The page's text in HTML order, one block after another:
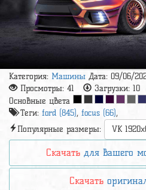
Категория: Машины Дата: 09/06/
Просмотры: 41 Загрузки: 10
Основные цвета
Теги: ford (845), focus (66),
Популярные размеры:
VK
Скачать для вашего
Скачать